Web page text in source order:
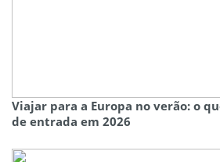
Viajar para a Europa no verão: o
de entrada em 2026